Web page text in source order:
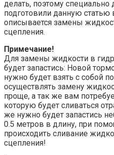
делать, поэтому
подготовили данную статью
описывается замены
сцепления.
Примечание!
Для замены жидкости в
будет запастись: Новой
нужно будет взять с собой
осуществлять замену
проще, а так же вам
которую будет сливаться
же нужно будет запастись
0.5 метров в длину, при
происходить сливание
сцепления!